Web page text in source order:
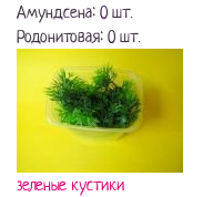
Амундсена: 0 шт.
Родонитовая: 0 шт.
зеленые кустики